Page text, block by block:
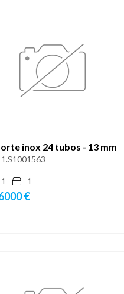
inox 24 tubos - 13 mm
1.S1001563
1 1
€